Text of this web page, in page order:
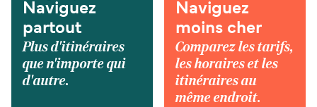
Naviguez
partout
Plus d'itinéraires
que n'importe qui
d'autre.
Naviguez
moins cher
Comparez les tarifs,
les horaires et les
itinéraires au
même endroit.